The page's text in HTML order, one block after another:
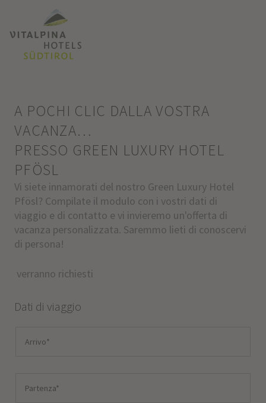
A POCHI CLIC DALLA VOSTRA
VACANZA…
PRESSO GREEN LUXURY HOTEL
PFÖSL
Vi siete innamorati del nostro Green Luxury Hotel
Pfösl? Compilate il modulo con i vostri dati di
viaggio e di contatto e vi invieremo un'offerta di
vacanza personalizzata. Saremmo lieti di conoscervi
di persona!
verranno richiesti
Dati di viaggio